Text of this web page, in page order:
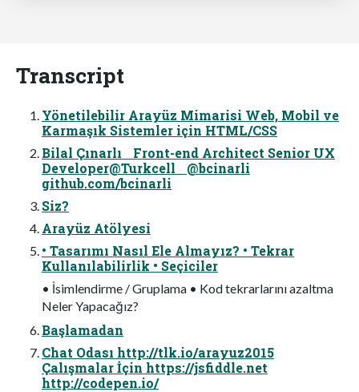
Transcript
Yönetilebilir Arayüz Mimarisi Web, Mobil ve
Karmaşık Sistemler için HTML/CSS
Bilal Çınarlı Front-end Architect Senior UX
Developer@Turkcell @bcinarli
github.com/bcinarli
Siz?
Arayüz Atölyesi
• Tasarımı Nasıl Ele Almayız? • Tekrar
Kullanılabilirlik • Seçiciler
• İsimlendirme / Gruplama • Kod tekrarlarını azaltma
Neler Yapacağız?
Başlamadan
Chat Odası http://tlk.io/arayuz2015
Çalışmalar İçin https://jsfiddle.net
http://codepen.io/